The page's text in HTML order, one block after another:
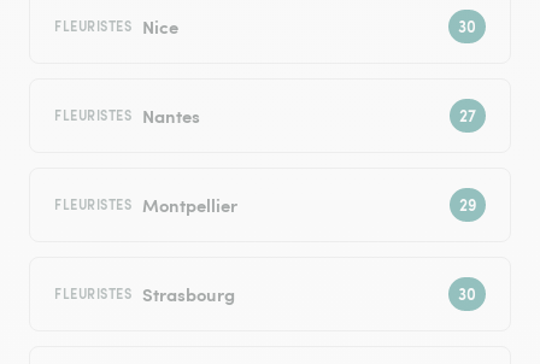
FLEURISTES Nice
FLEURISTES Nantes
FLEURISTES Montpellier
FLEURISTES Strasbourg